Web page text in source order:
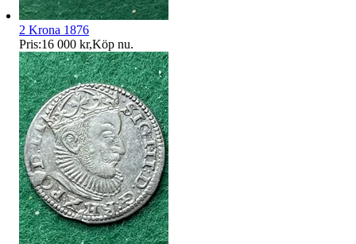
2 Krona 1876
Pris:16 000 kr,Köp nu.